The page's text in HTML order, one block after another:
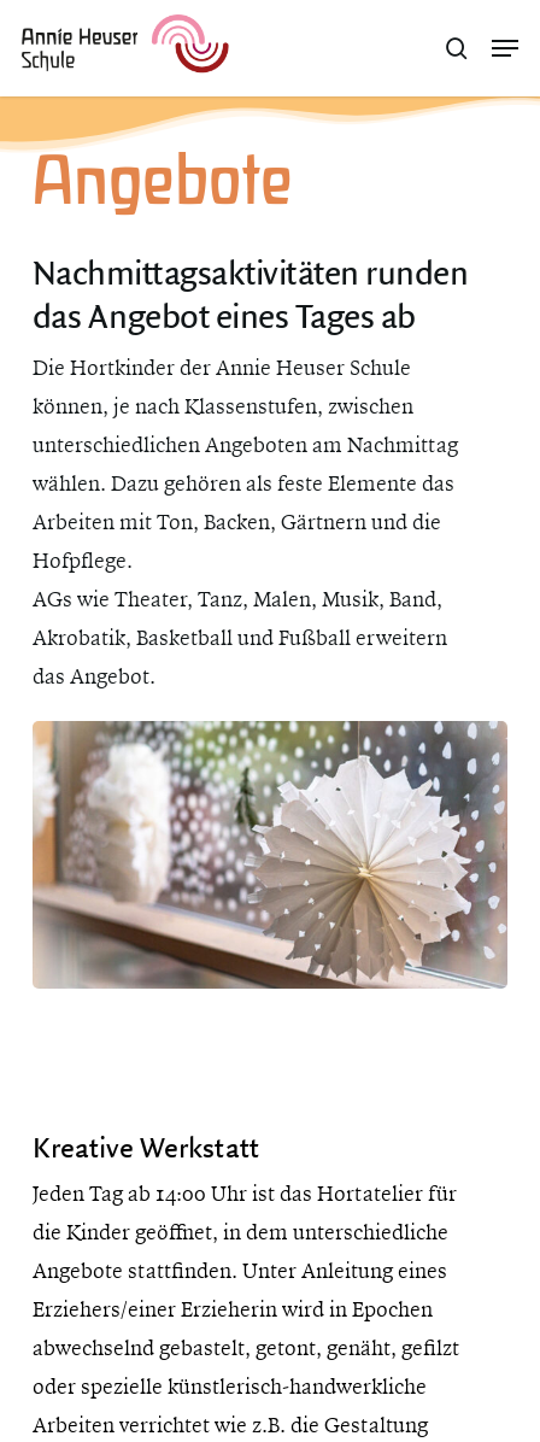
main
content
search
Menu
Angebote
Nachmittagsaktivitäten runden
das Angebot eines Tages ab
Die Hortkinder der Annie Heuser Schule
können, je nach Klassenstufen, zwischen
unterschiedlichen Angeboten am Nachmittag
wählen. Dazu gehören als feste Elemente das
Arbeiten mit Ton, Backen, Gärtnern und die
Hofpflege.
AGs wie Theater, Tanz, Malen, Musik, Band,
Akrobatik, Basketball und Fußball erweitern
das Angebot.
Kreative Werkstatt
Jeden Tag ab 14:00 Uhr ist das Hortatelier für
die Kinder geöffnet, in dem unterschiedliche
Angebote stattfinden. Unter Anleitung eines
Erziehers/einer Erzieherin wird in Epochen
abwechselnd gebastelt, getont, genäht, gefilzt
oder spezielle künstlerisch-handwerkliche
Arbeiten verrichtet wie z.B. die Gestaltung